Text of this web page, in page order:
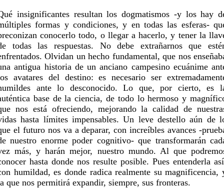
insignificantes resultan los dogmatismos -y los hay
formas y condiciones, y en todas las esferas-
conocerlo todo, o llegar a hacerlo, y tener la
todas las respuestas. No debe extrañarnos que
Olvidan un hecho fundamental, que nos
antigua historia de un anciano campesino ecuánime
avatares del destino: es necesario ser
ante lo desconocido. Lo que, por cierto, es
base de la ciencia, de todo lo hermoso y
nos está ofreciendo, mejorando la calidad de
hasta límites impensables. Un leve destello aún de
el futuro nos va a deparar, con increíbles avances -
nuestro enorme poder cognitivo- que transformarán
más, y harán mejor, nuestro mundo. Al que
hasta donde nos resulte posible. Pues entenderla
humildad, es donde radica realmente su magnificencia,
que nos permitirá expandir, siempre, sus fronteras.